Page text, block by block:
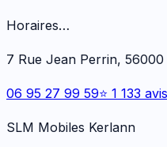
Horaires…
7 Rue Jean Perrin, 56000
06 95 27 99 59⭐ 1 133
SLM Mobiles Kerlann